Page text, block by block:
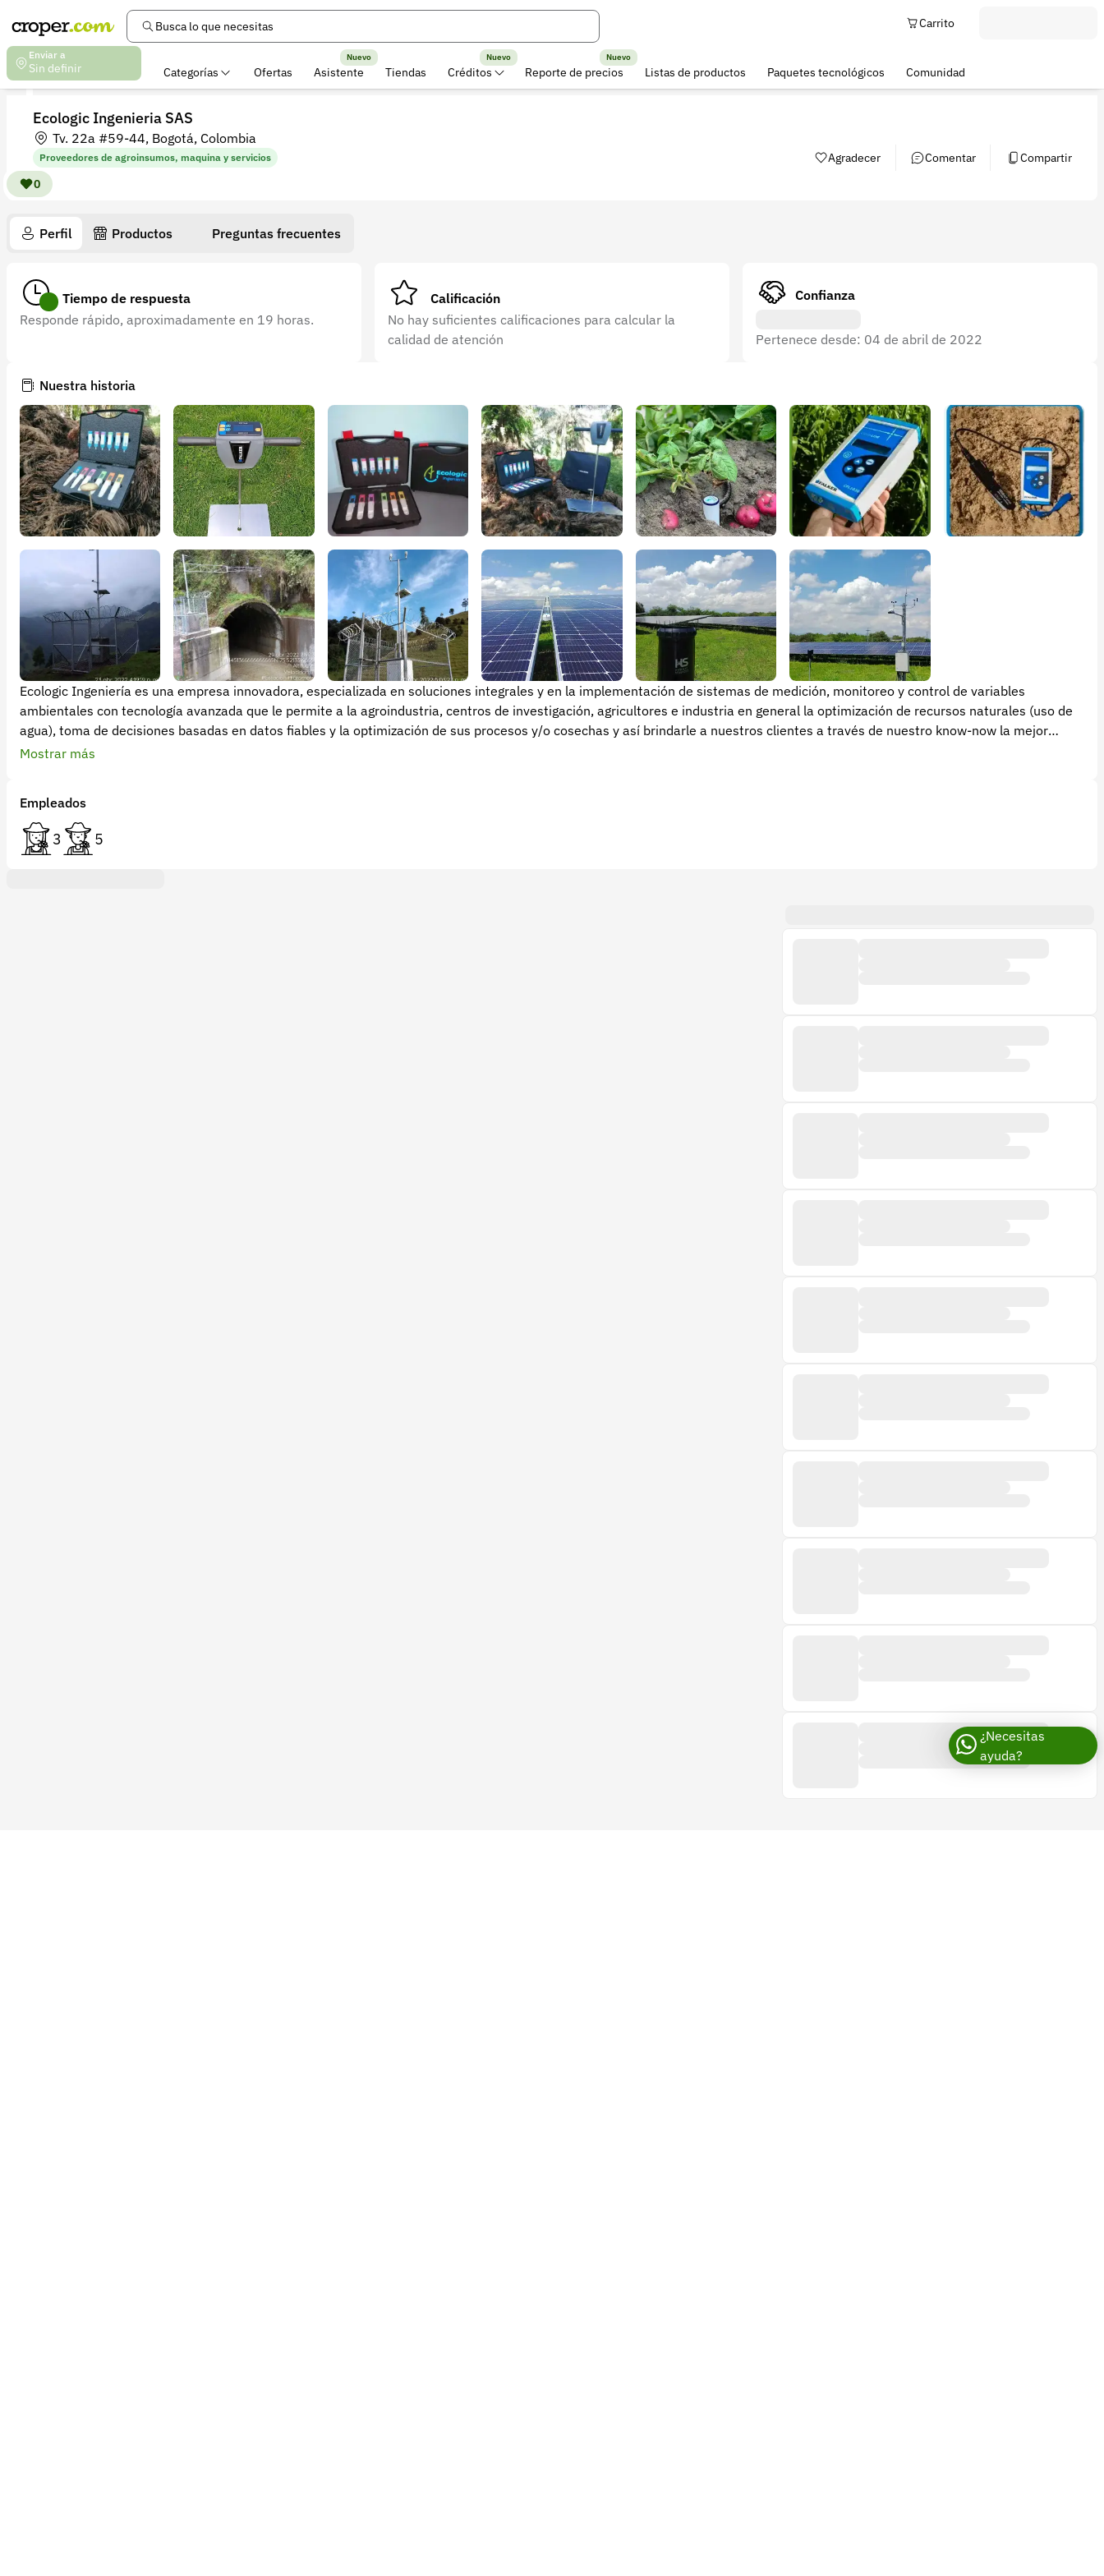
Busca lo que necesitas
Enviar a
Sin definir
Carrito
Categorías Ofertas Asistente
Nuevo
Tiendas Créditos
Nuevo
Reporte de precios
Nuevo
Listas de productos Paquetes tecnológicos Comunidad
0
Ecologic Ingenieria SAS
Tv. 22a #59-44, Bogotá, Colombia
Proveedores de agroinsumos, maquina y servicios Agradecer Comentar Compartir
Perfil Productos Preguntas frecuentes
Tiempo de respuesta
Responde rápido, aproximadamente en 19 horas.
Calificación
No hay suficientes calificaciones para calcular la
calidad de atención
Confianza
Pertenece desde: 04 de abril de 2022
Nuestra historia
Ecologic Ingeniería es una empresa innovadora, especializada en soluciones integrales y en la implementación de sistemas de medición, monitoreo y control de variables
ambientales con tecnología avanzada que le permite a la agroindustria, centros de investigación, agricultores e industria en general la optimización de recursos naturales (uso de
agua), toma de decisiones basadas en datos fiables y la optimización de sus procesos y/o cosechas y así brindarle a nuestros clientes a través de nuestro know-now la mejor
solución!
Mostrar más
Empleados
3 5
¿Necesitas
ayuda?